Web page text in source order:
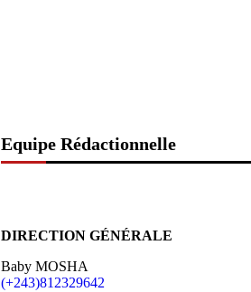
Equipe Rédactionnelle
DIRECTION GÉNÉRALE
Baby MOSHA
(+243)812329642